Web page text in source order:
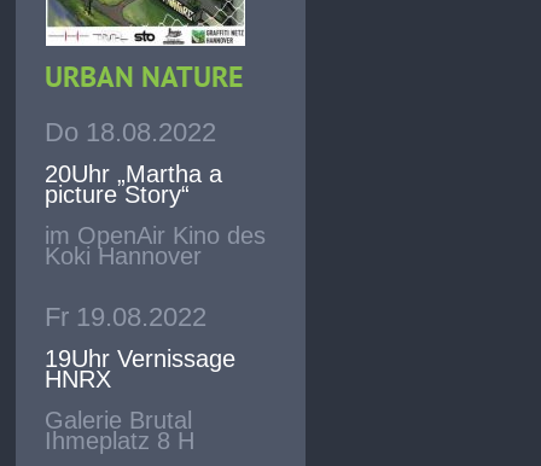
URBAN NATURE
Do 18.08.2022
20Uhr „Martha a
picture Story“
im OpenAir Kino des
Koki Hannover
Fr 19.08.2022
19Uhr Vernissage
HNRX
Galerie Brutal
Ihmeplatz 8 H